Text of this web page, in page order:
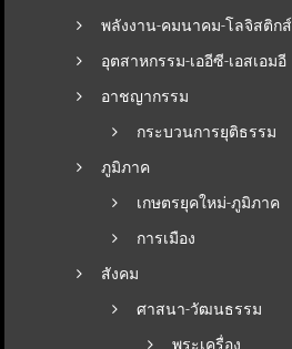
พลังงาน-คมนาคม-โลจิสติกส์
อุตสาหกรรม-เออีซี-เอสเอมอี
อาชญากรรม
กระบวนการยุติธรรม
ภูมิภาค
เกษตรยุคใหม่-ภูมิภาค
การเมือง
สังคม
ศาสนา-วัฒนธรรม
พระเครื่อง